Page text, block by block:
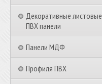
Декоративные листовые
ПВХ панели
Панели МДФ
Профиля ПВХ